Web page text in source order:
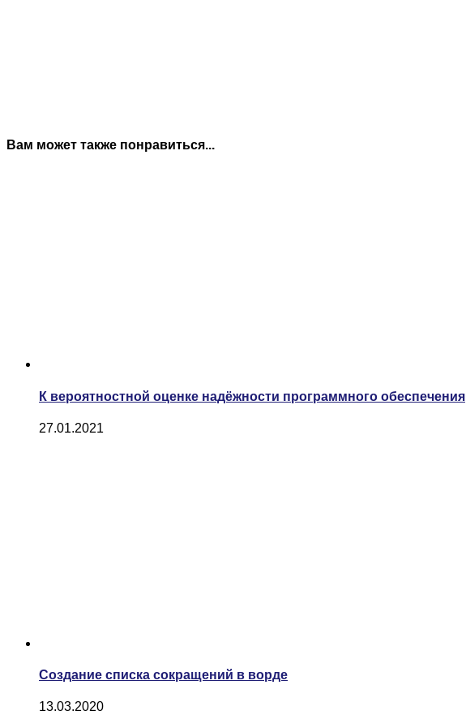
Вам может также понравиться...
К вероятностной оценке надёжности программного обеспечения
27.01.2021
Создание списка сокращений в ворде
13.03.2020